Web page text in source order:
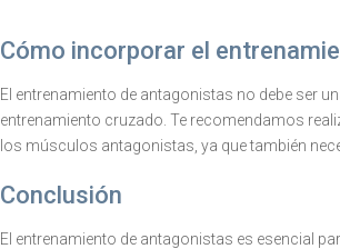
Cómo incorporar el
El entrenamiento de antagonistas no debe ser
entrenamiento cruzado. Te recomendamos
los músculos antagonistas, ya que también
Conclusión
El entrenamiento de antagonistas es esencial